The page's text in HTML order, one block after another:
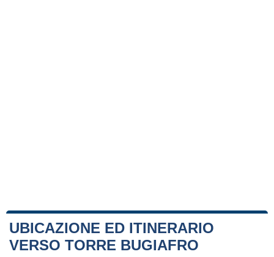
UBICAZIONE ED ITINERARIO
VERSO TORRE BUGIAFRO
Leaflet|Map data ©OpenStreetMap